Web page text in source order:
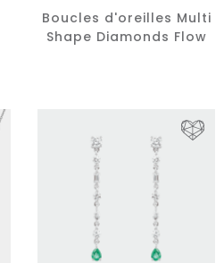
Boucles d'oreilles Multi
Shape Diamonds Flow